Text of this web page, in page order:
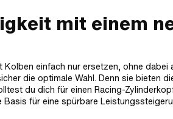
mit einem
einfach nur ersetzen, ohne dabei
die optimale Wahl. Denn sie bieten
du dich für einen Racing-
für eine spürbare